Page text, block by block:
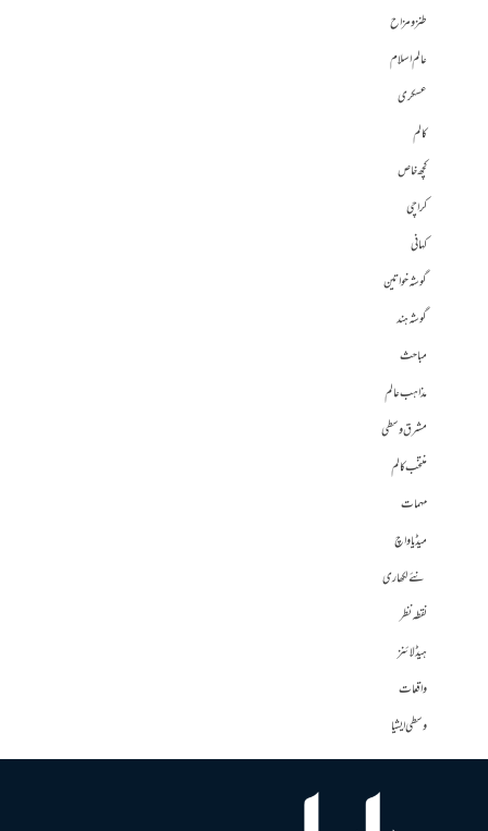
طنز و مزاح
عالم اسلام
عسکری
کالم
کچھ خاص
کراچی
کہانی
گوشہ خواتین
گوشہ ہند
مباحث
مذاہب عالم
مشرق وسطی
منتخب کالم
مہمات
میڈیا واچ
نئے لکھاری
نقطہ نظر
ہیڈلائنز
واقعات
وسطی ایشیا